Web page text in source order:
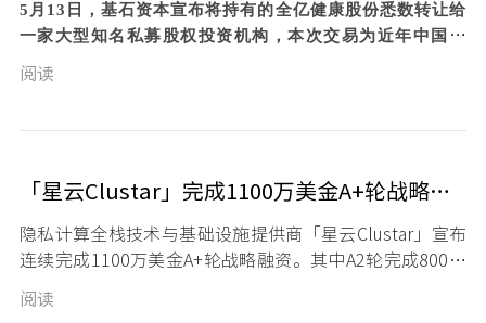
5月13日，基石资本宣布将持有的全亿健康股份悉数转让给
一家大型知名私募股权投资机构，本次交易为近年中国医
药流通领域最大的控股型并购交易。
阅读
「星云Clustar」完成1100万美金A+轮战略融资，定位于隐私计算全栈技术与基础设施提供商
隐私计算全栈技术与基础设施提供商「星云Clustar」宣布
连续完成1100万美金A+轮战略融资。其中A2轮完成800万
美金战略融资，由华泰创新领投，招银国际跟投；A1轮由
老股东基石资本和香港科技园共同领投。
阅读